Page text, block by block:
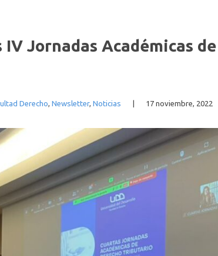
Jornadas Académicas
Derecho, Newsletter, Noticias 17 noviembre, 2022